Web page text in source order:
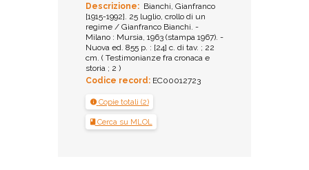
Descrizione: Bianchi, Gianfranco
[1915-1992]. 25 luglio, crollo di un
regime / Gianfranco Bianchi. -
Milano : Mursia, 1963 (stampa 1967). -
Nuova ed. 855 p. : [24] c. di tav. ; 22
cm. ( Testimonianze fra cronaca e
storia ; 2 )
Codice record: EC00012723
Copie totali (2)
Cerca su MLOL